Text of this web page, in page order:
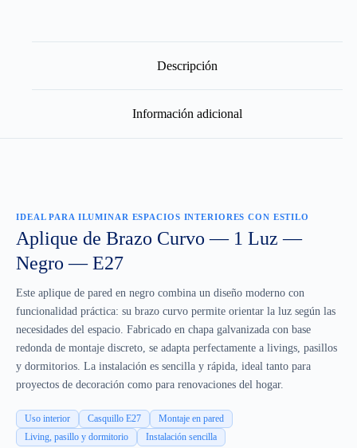
Interior
Descripción
Información adicional
IDEAL PARA ILUMINAR ESPACIOS INTERIORES CON ESTILO
Aplique de Brazo Curvo — 1 Luz —
Negro — E27
Este aplique de pared en negro combina un diseño moderno con
funcionalidad práctica: su brazo curvo permite orientar la luz según las
necesidades del espacio. Fabricado en chapa galvanizada con base
redonda de montaje discreto, se adapta perfectamente a livings, pasillos
y dormitorios. La instalación es sencilla y rápida, ideal tanto para
proyectos de decoración como para renovaciones del hogar.
Uso interior Casquillo E27
Montaje en pared
Living, pasillo y dormitorio
Instalación sencilla